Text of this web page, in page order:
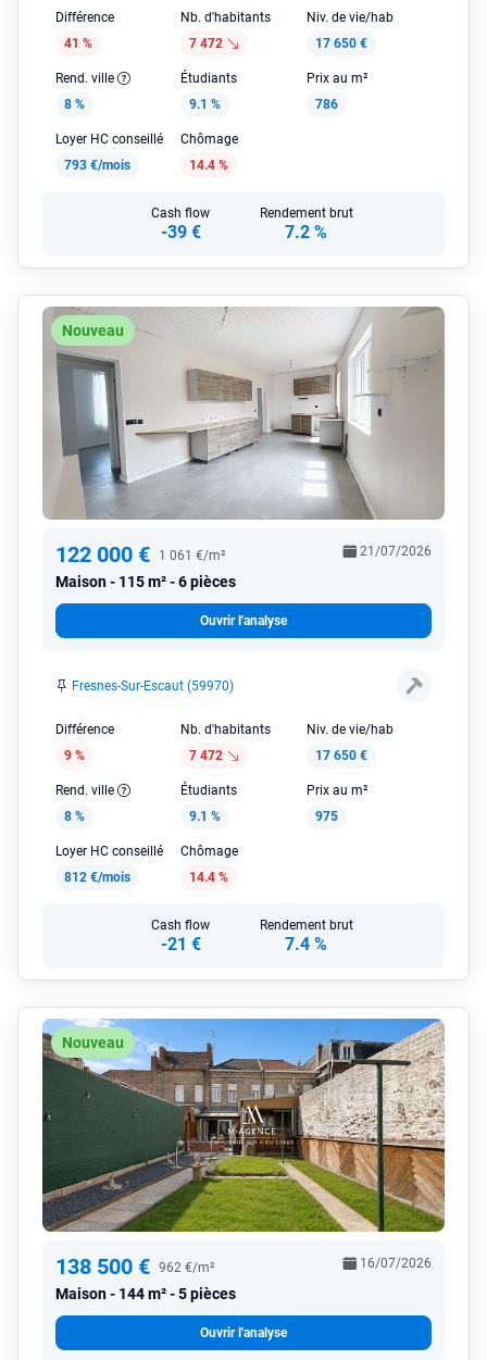
Différence
41 %
Nb. d'habitants
7 472
Niv. de vie/hab
17 650 €
Rend. ville
8 %
Étudiants
9.1 %
Prix au m²
786
Loyer HC conseillé
793 €/mois
Chômage
14.4 %
Cash flow
-39 €
Rendement brut
7.2 %
Nouveau
122 000 € 1 061 €/m²
Maison 115 m² - 6 pièces
21/07/2026
Ouvrir l'analyse
Fresnes-Sur-Escaut (59970)
Différence
9 %
Nb. d'habitants
7 472
Niv. de vie/hab
17 650 €
Rend. ville
8 %
Étudiants
9.1 %
Prix au m²
975
Loyer HC conseillé
812 €/mois
Chômage
14.4 %
Cash flow
-21 €
Rendement brut
7.4 %
Nouveau
138 500 € 962 €/m²
Maison 144 m² - 5 pièces
16/07/2026
Ouvrir l'analyse